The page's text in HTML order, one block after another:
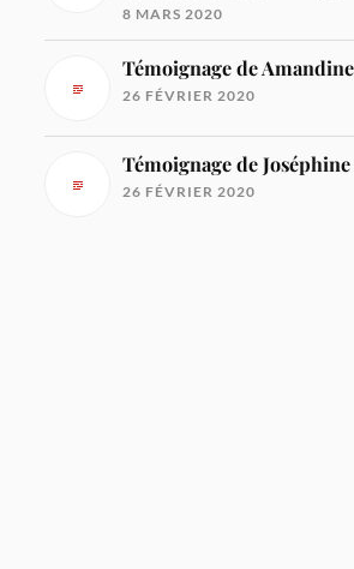
8 MARS 2020
Témoignage de Amandine
26 FÉVRIER 2020
Témoignage de Joséphine
26 FÉVRIER 2020